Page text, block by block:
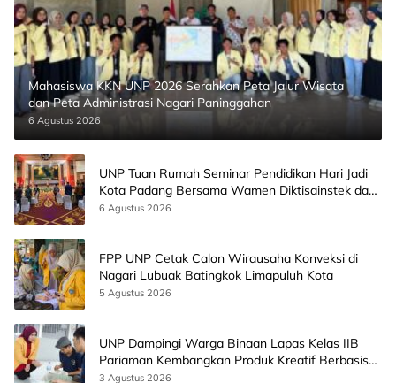
Mahasiswa KKN UNP 2026 Serahkan Peta Jalur Wisata
dan Peta Administrasi Nagari Paninggahan
6 Agustus 2026
UNP Tuan Rumah Seminar Pendidikan Hari Jadi
Kota Padang Bersama Wamen Diktisainstek dan
CEO EMGS Malaysia
6 Agustus 2026
FPP UNP Cetak Calon Wirausaha Konveksi di
Nagari Lubuak Batingkok Limapuluh Kota
5 Agustus 2026
UNP Dampingi Warga Binaan Lapas Kelas IIB
Pariaman Kembangkan Produk Kreatif Berbasis
AI
3 Agustus 2026